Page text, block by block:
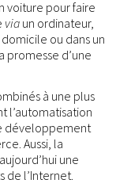
voiture pour faire
via un ordinateur,
ou dans un
promesse d’une
à une plus
l’automatisation
développement
Aussi, la
une
l’Internet.